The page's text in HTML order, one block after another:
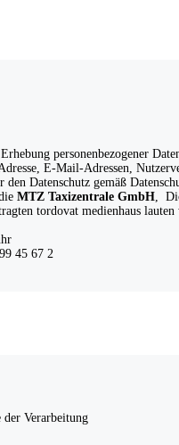
personenbezogener
E-Mail-Adressen,
Datenschutz gemäß
MTZ Taxizentrale GmbH ,
tordovat medienhaus
45 67 2
Verarbeitung